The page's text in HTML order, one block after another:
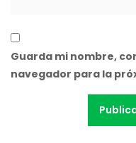
Guarda mi nombre,
navegador para la